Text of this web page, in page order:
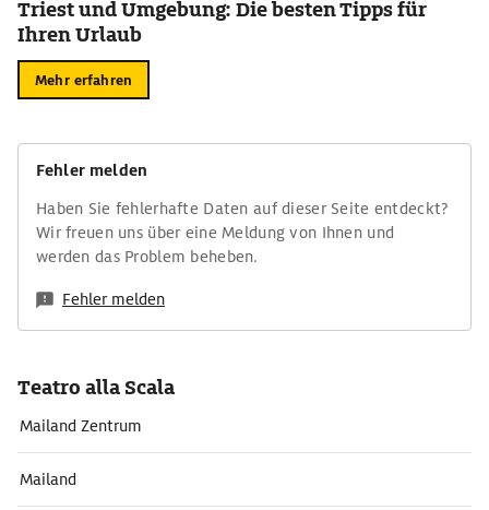
Triest und Umgebung: Die besten Tipps für
Ihren Urlaub
Mehr erfahren
Fehler melden
Haben Sie fehlerhafte Daten auf dieser Seite entdeckt?
Wir freuen uns über eine Meldung von Ihnen und
werden das Problem beheben.
Fehler melden
Teatro alla Scala
Mailand Zentrum
Mailand